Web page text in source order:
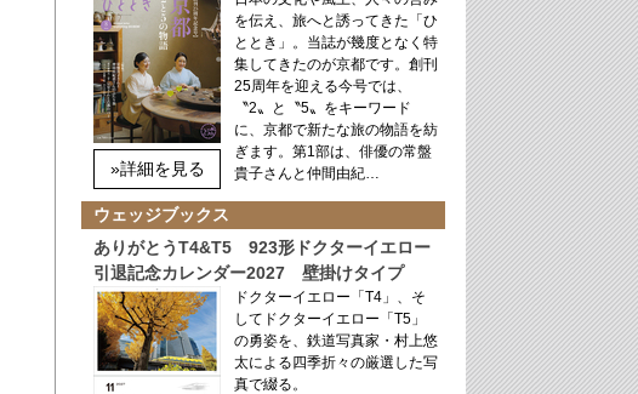
»詳細を見る
を伝え、旅へと誘ってきた「ひ
ととき」。当誌が幾度となく特
集してきたのが京都です。創刊
25周年を迎える今号では、
〝2〟と〝5〟をキーワード
に、京都で新たな旅の物語を紡
ぎます。第1部は、俳優の常盤
貴子さんと仲間由紀…
ウェッジブックス
ありがとうT4&T5 923形ドクターイエロー
引退記念カレンダー2027 壁掛けタイプ
ドクターイエロー「T4」、そ
してドクターイエロー「T5」
の勇姿を、鉄道写真家・村上悠
太による四季折々の厳選した写
真で綴る。